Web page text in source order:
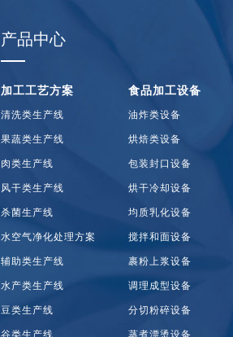
产品中心
加工工艺方案
清洗类生产线
果蔬类生产线
肉类生产线
风干类生产线
杀菌生产线
水空气净化处理方案
辅助类生产线
水产类生产线
豆类生产线
谷类生产线
食品加工设备
油炸类设备
烘焙类设备
包装封口设备
烘干冷却设备
均质乳化设备
搅拌和面设备
裹粉上浆设备
调理成型设备
分切粉碎设备
蒸煮漂烫设备